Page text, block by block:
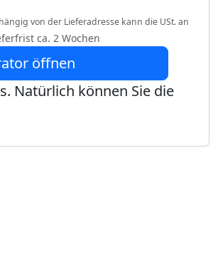
von der Lieferadresse kann die USt. an
ca. 2 Wochen
öffnen
Natürlich können Sie die